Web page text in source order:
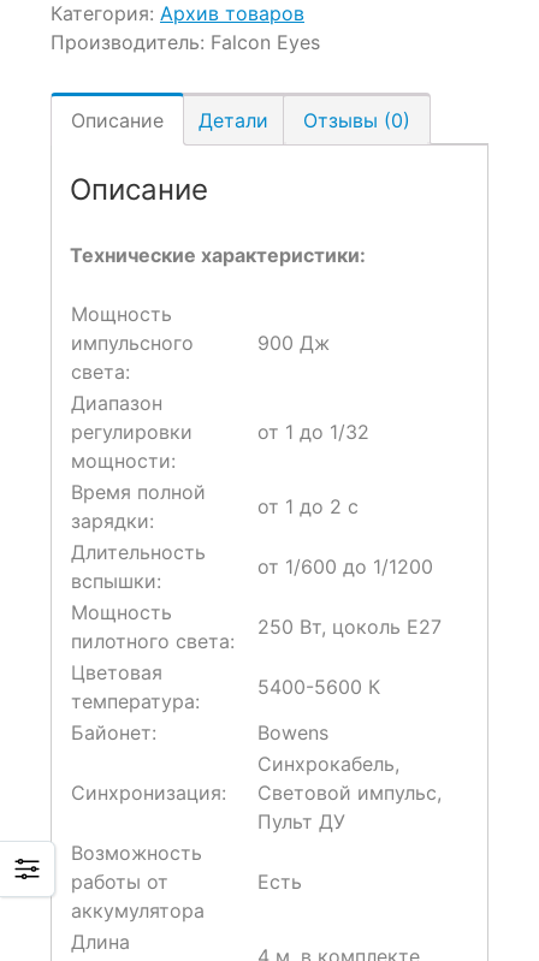
Категория: Архив товаров
Производитель: Falcon Eyes
Описание Детали Отзывы (0)
Описание
Технические характеристики:
Мощность
импульсного
света:
900 Дж
Диапазон
регулировки
мощности:
от 1 до 1/32
Время полной
зарядки:
от 1 до 2 с
Длительность
вспышки:
от 1/600 до 1/1200
Мощность
пилотного света:
250 Вт, цоколь E27
Цветовая
температура:
5400-5600 К
Байонет:
Bowens
Синхронизация:
Синхрокабель,
Световой импульс,
Пульт ДУ
Возможность
работы от
аккумулятора
Есть
Длина